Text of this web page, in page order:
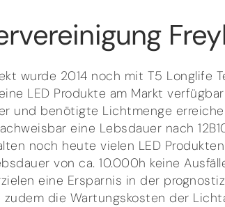
wurde 2014 noch mit T5 Longlife
LED Produkte am Markt
und benötigte Lichtmenge
eine Lebsdauer nach
noch heute vielen LED
von ca. 10.000h keine
eine Ersparnis in der
zudem die Wartungskosten der